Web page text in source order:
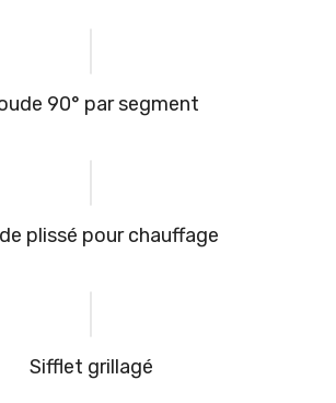
90° par segment
plissé pour chauffage
Sifflet grillagé